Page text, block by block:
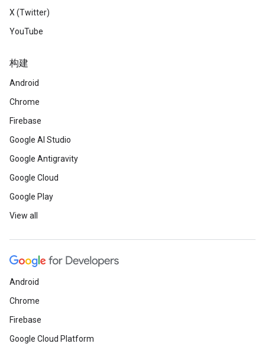
X (Twitter)
YouTube
构建
Android
Chrome
Firebase
Google AI Studio
Google Antigravity
Google Cloud
Google Play
View all
Android
Chrome
Firebase
Google Cloud Platform